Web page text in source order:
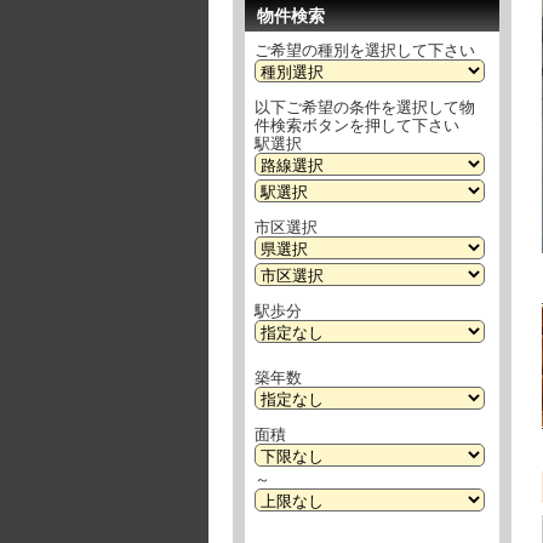
物件検索
ご希望の種別を選択して下さい
以下ご希望の条件を選択して物
件検索ボタンを押して下さい
駅選択
市区選択
駅歩分
築年数
面積
～